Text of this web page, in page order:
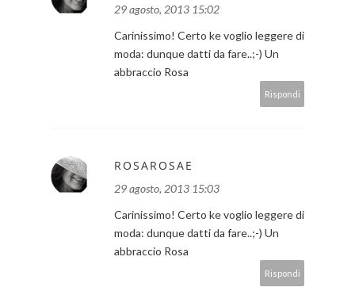
29 agosto, 2013 15:02
Carinissimo! Certo ke voglio leggere di
moda: dunque datti da fare..;-) Un
abbraccio Rosa
Rispondi
ROSAROSAE
29 agosto, 2013 15:03
Carinissimo! Certo ke voglio leggere di
moda: dunque datti da fare..;-) Un
abbraccio Rosa
Rispondi